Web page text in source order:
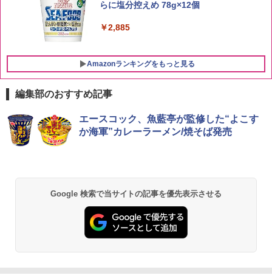
らに塩分控えめ 78g×12個
￥2,885
Amazonランキングをもっと見る
1
[山善] スチームオーブンレンジ 25L 一人
暮らし 二人暮らし フラットテーブル ス
チーム調理 自動メニュー19種搭載 角皿
シャープ 過熱水蒸気 オーブンレンジ 26
L コンベクション 2段調理 ホワイト RE-
SS26B-W
編集部のおすすめ記事
エースコック、魚藍亭が監修した“よこす
か海軍”カレーラーメン/焼そば発売
Google 検索で当サイトの記事を優先表示させる